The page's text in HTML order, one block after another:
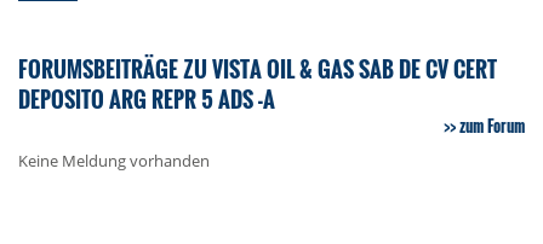
FORUMSBEITRÄGE ZU VISTA OIL & GAS SAB DE CV CERT
DEPOSITO ARG REPR 5 ADS -A
zum Forum
Keine Meldung vorhanden